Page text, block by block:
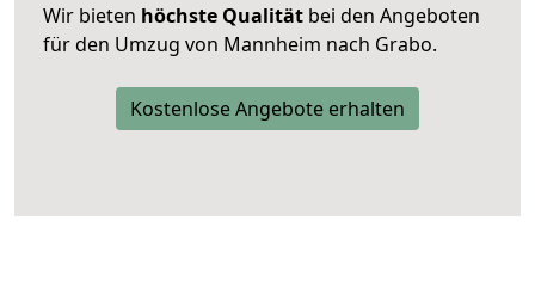
Wir bieten höchste Qualität bei den Angeboten
für den Umzug von Mannheim nach Grabo.
Kostenlose Angebote erhalten